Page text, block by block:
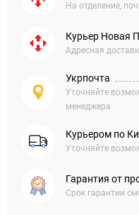
На отделение,
Курьер Новая
Адресная
Укрпочта
Уточняйте
менеджера
Курьером по
Уточняйте
Гарантия от
Срок гарантии